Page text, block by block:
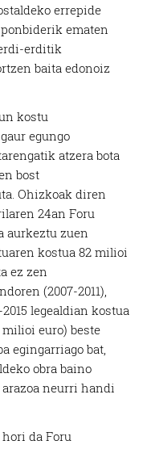
errepide
ematen
erditik
baita edonoiz
kostu
egungo
atzera bota
bost
Ohizkoak diren
24an Foru
aurkeztu zuen
kostua 82 milioi
ez zen
(2007-2011),
legealdian kostua
euro) beste
egingarriago bat,
obra baino
neurri handi
da Foru